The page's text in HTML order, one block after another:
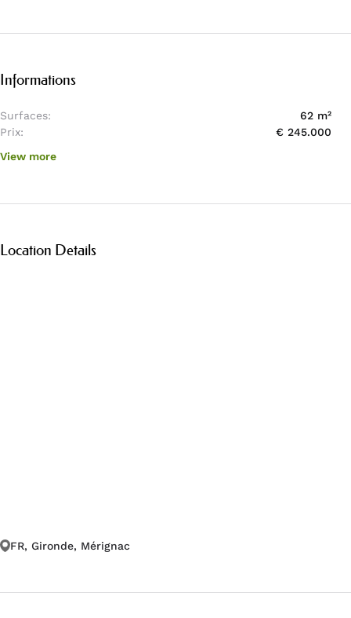
Informations
Surfaces:
62 m²
Prix:
€ 245.000
View more
Location Details
FR, Gironde, Mérignac